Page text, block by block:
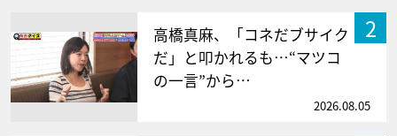
2
高橋真麻、「コネだブサイク
だ」と叩かれるも…“マツコ
の一言”から…
2026.08.05